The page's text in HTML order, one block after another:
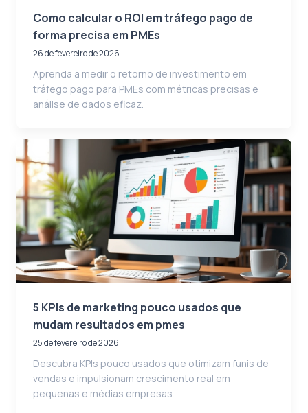
Como calcular o ROI em tráfego pago de
forma precisa em PMEs
26 de fevereiro de 2026
Aprenda a medir o retorno de investimento em
tráfego pago para PMEs com métricas precisas e
análise de dados eficaz.
5 KPIs de marketing pouco usados que
mudam resultados em pmes
25 de fevereiro de 2026
Descubra KPIs pouco usados que otimizam funis de
vendas e impulsionam crescimento real em
pequenas e médias empresas.